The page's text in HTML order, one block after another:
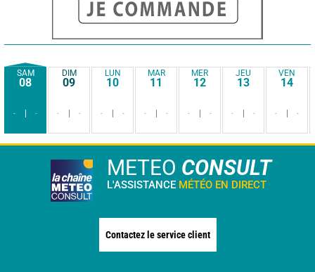
SAM
08
- -
DIM
09
- -
LUN
10
- -
MAR
11
- -
MER
12
- -
JEU
13
- -
VEN
14
- -
METEO CONSULT
L'ASSISTANCE MÉTÉO EN DIRECT
Contactez le service client